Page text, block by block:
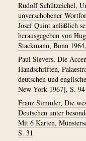
Rudolf Schützeichel,
unverschobener
Josef Quint anläßlich
herausgegeben von
Stackmann, Bonn
Paul Sievers, Die
Handschriften,
deutschen und
New York 1967], S.
Franz Simmler, Die
Deutschen unter
Mit 6 Karten,
S. 31